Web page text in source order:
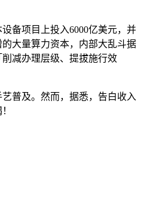
项目上投入6000亿美元，并
大量算力资本，内部大乱斗据
减办理层级、提拔施行效
及。然而，据悉，告白收入